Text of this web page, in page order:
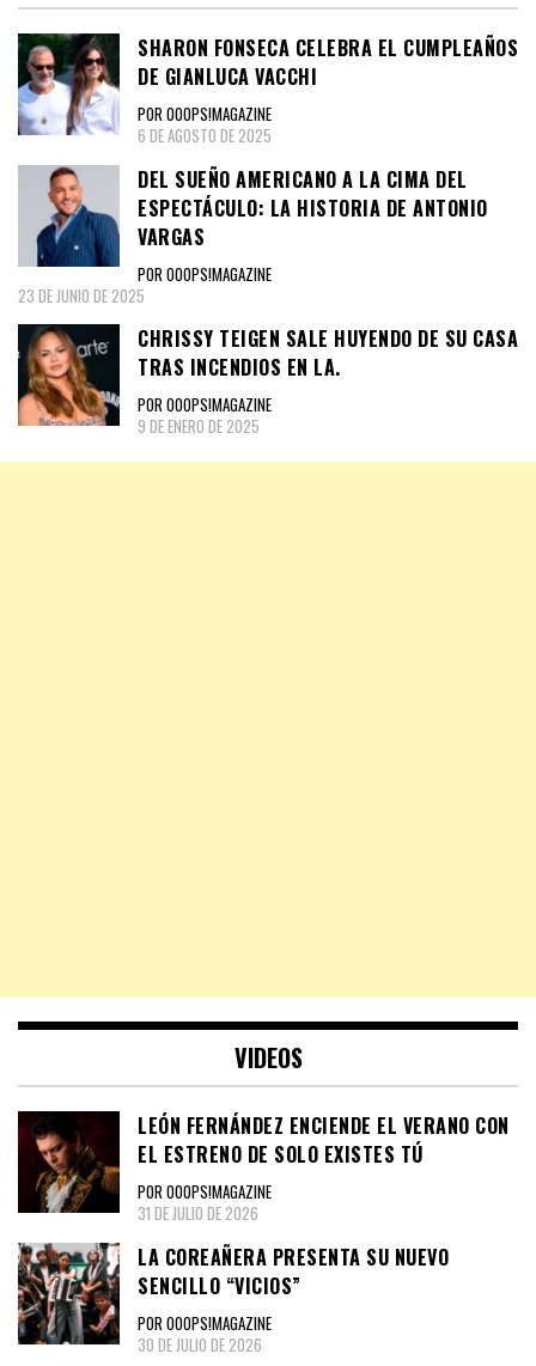
SHARON FONSECA CELEBRA EL CUMPLEAÑOS
DE GIANLUCA VACCHI
POR OOOPS!MAGAZINE
6 DE AGOSTO DE 2025
DEL SUEÑO AMERICANO A LA CIMA DEL
ESPECTÁCULO: LA HISTORIA DE ANTONIO
VARGAS
POR OOOPS!MAGAZINE
23 DE JUNIO DE 2025
CHRISSY TEIGEN SALE HUYENDO DE SU CASA
TRAS INCENDIOS EN LA.
POR OOOPS!MAGAZINE
9 DE ENERO DE 2025
VIDEOS
LEÓN FERNÁNDEZ ENCIENDE EL VERANO CON
EL ESTRENO DE SOLO EXISTES TÚ
POR OOOPS!MAGAZINE
31 DE JULIO DE 2026
LA COREAÑERA PRESENTA SU NUEVO
SENCILLO “VICIOS”
POR OOOPS!MAGAZINE
30 DE JULIO DE 2026